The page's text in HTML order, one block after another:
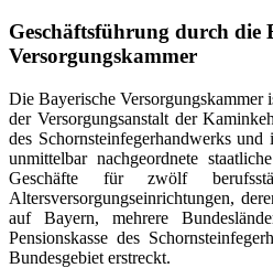
Geschäftsführung durch die
Versorgungskammer
Die Bayerische Versorgungskammer
der Versorgungsanstalt der
des Schornsteinfegerhandwerks
unmittelbar nachgeordnete
Geschäfte für zwölf
Altersversorgungseinrichtungen,
auf Bayern, mehrere
Pensionskasse des
Bundesgebiet erstreckt.